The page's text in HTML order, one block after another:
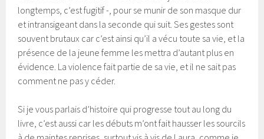
longtemps, c’est fugitif -, pour se munir de son masque dur
et intransigeant dans la seconde qui suit. Ses gestes sont
souvent brutaux car c’est ainsi qu’il a vécu toute sa vie, et la
présence de la jeune femme les mettra d’autant plus en
évidence. La violence fait partie de sa vie, et il ne sait pas
comment ne pas y céder.
Si je vous parlais d’histoire qui progresse tout au long du
livre, c’est aussi car les débuts m’ont fait hausser les sourcils